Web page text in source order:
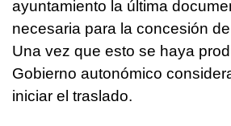
ayuntamiento la última
necesaria para la concesión
Una vez que esto se haya
Gobierno autonómico
iniciar el traslado.